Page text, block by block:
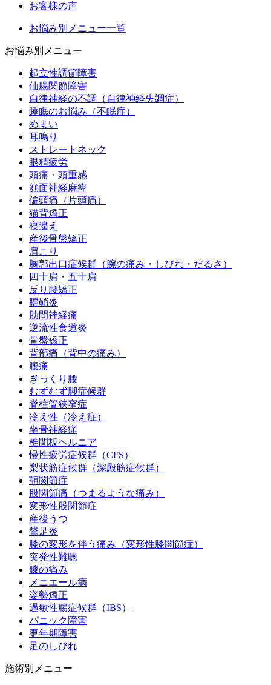
お客様の声
お悩み別メニュー一覧
お悩み別メニュー
起立性調節障害
仙腸関節障害
自律神経の不調（自律神経失調症）
睡眠のお悩み（不眠症）
めまい
耳鳴り
ストレートネック
眼精疲労
頭痛・頭重感
顔面神経麻痺
偏頭痛（片頭痛）
猫背矯正
寝違え
産後骨盤矯正
肩こり
胸郭出口症候群（腕の痛み・しびれ・だるさ）
四十肩・五十肩
反り腰矯正
腱鞘炎
肋間神経痛
逆流性食道炎
骨盤矯正
背部痛（背中の痛み）
腰痛
ぎっくり腰
むずむず脚症候群
脊柱管狭窄症
冷え性（冷え症）
坐骨神経痛
椎間板ヘルニア
慢性疲労症候群（CFS）
梨状筋症候群（深殿筋症候群）
顎関節症
股関節痛（つまるような痛み）
変形性股関節症
産後うつ
鵞足炎
膝の変形を伴う痛み（変形性膝関節症）
突発性難聴
膝の痛み
メニエール病
姿勢矯正
過敏性腸症候群（IBS）
パニック障害
更年期障害
足のしびれ
施術別メニュー